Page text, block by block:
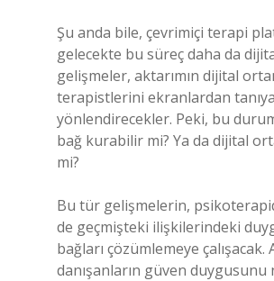
Şu anda bile, çevrimiçi terapi
gelecekte bu süreç daha da
gelişmeler, aktarımın dijital
terapistlerini ekranlardan
yönlendirecekler. Peki, bu
bağ kurabilir mi? Ya da dijital
mi?
Bu tür gelişmelerin,
de geçmişteki ilişkilerindeki
bağları çözümlemeye
danışanların güven